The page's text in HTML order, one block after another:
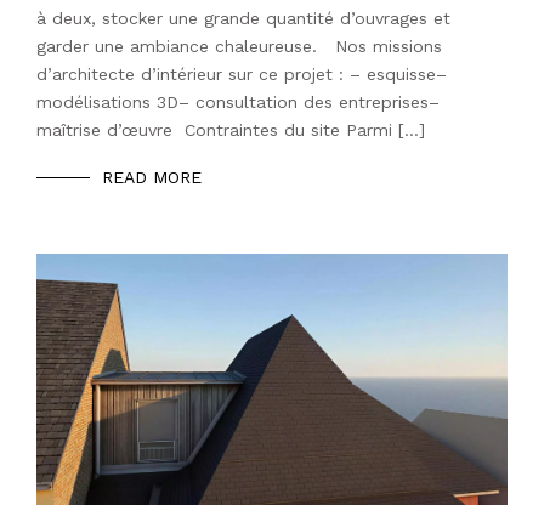
à deux, stocker une grande quantité d’ouvrages et
garder une ambiance chaleureuse. Nos missions
d’architecte d’intérieur sur ce projet : – esquisse–
modélisations 3D– consultation des entreprises–
maîtrise d’œuvre Contraintes du site Parmi […]
READ MORE